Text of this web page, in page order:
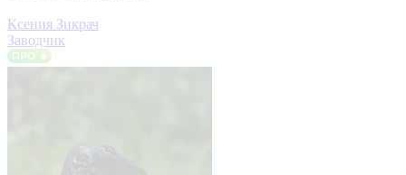
Ксения Зикрач
Заводчик